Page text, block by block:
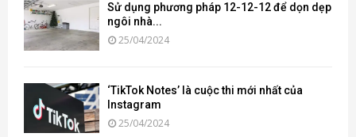
Sử dụng phương pháp 12-12-12 để dọn dẹp
ngôi nhà...
25/04/2024
‘TikTok Notes’ là cuộc thi mới nhất của
Instagram
25/04/2024